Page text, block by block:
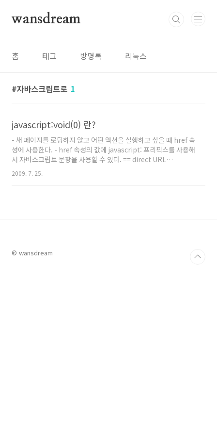
wansdream
홈 태그 방명록 리눅스
자바스크립트로 1
javascript:void(0) 란?
- 새 페이지를 로딩하지 않고 어떤 액션을 실행하고 싶을 때 href 속
성에 사용한다. - href 속성의 값에 javascript: 프리픽스를 사용해
서 자바스크립트 문장을 사용할 수 있다. == direct URL
JavaScript statements - 예제 News Flash - href는 어떤 값이
라도 있으면 해당 값을 새 페이지로 읽으려고 들기 때문에, 항상
2009. 7. 25.
© wansdream